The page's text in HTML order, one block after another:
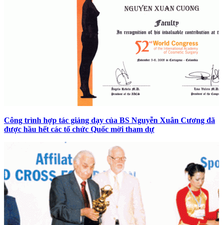
Công trình hợp tác giảng dạy của BS Nguyễn Xuân Cương đã
được hầu hết các tổ chức Quốc mời tham dự